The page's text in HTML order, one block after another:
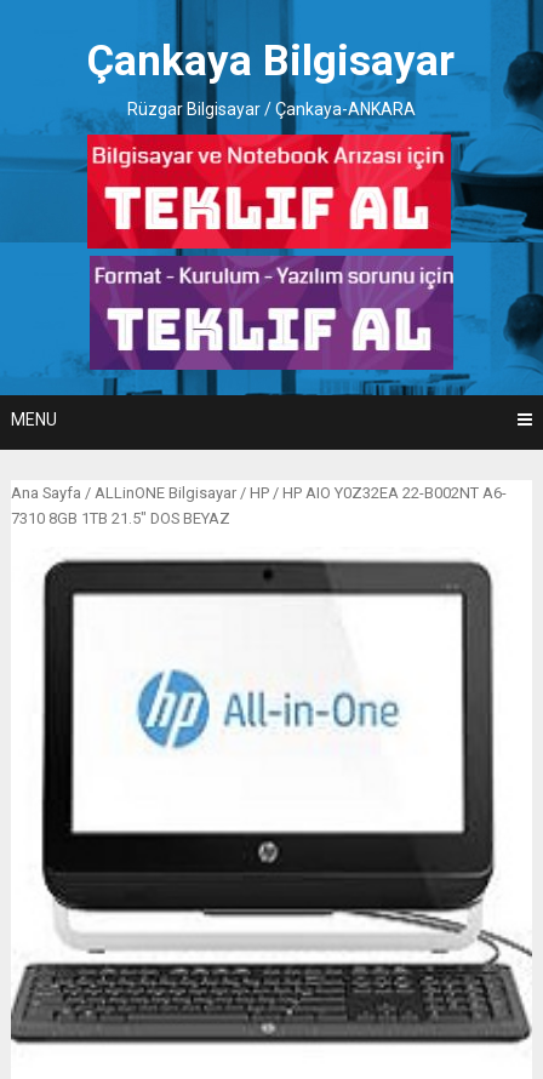
Çankaya Bilgisayar
Rüzgar Bilgisayar / Çankaya-ANKARA
MENU
Ana Sayfa / ALLinONE Bilgisayar/ HP/ HP AIO Y0Z32EA 22-B002NT A6-
7310 8GB 1TB 21.5″ DOS BEYAZ